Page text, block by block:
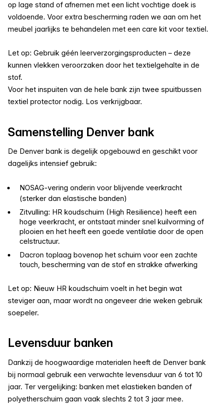
op lage stand of afnemen met een licht vochtige doek is
voldoende. Voor extra bescherming raden we aan om het
meubel jaarlijks te behandelen met een care kit voor textiel.
Let op: Gebruik géén leerverzorgingsproducten – deze
kunnen vlekken veroorzaken door het textielgehalte in de
stof.
Voor het inspuiten van de hele bank zijn twee spuitbussen
textiel protector nodig. Los verkrijgbaar.
Samenstelling Denver bank
De Denver bank is degelijk opgebouwd en geschikt voor
dagelijks intensief gebruik:
NOSAG-vering onderin voor blijvende veerkracht
(sterker dan elastische banden)
Zitvulling: HR koudschuim (High Resilience) heeft een
hoge veerkracht, er ontstaat minder snel kuilvorming of
plooien en het heeft een goede ventilatie door de open
celstructuur.
Dacron toplaag bovenop het schuim voor een zachte
touch, bescherming van de stof en strakke afwerking
Let op: Nieuw HR koudschuim voelt in het begin wat
steviger aan, maar wordt na ongeveer drie weken gebruik
soepeler.
Levensduur banken
Dankzij de hoogwaardige materialen heeft de Denver bank
bij normaal gebruik een verwachte levensduur van 6 tot 10
jaar. Ter vergelijking: banken met elastieken banden of
polyetherschuim gaan vaak slechts 2 tot 3 jaar mee.